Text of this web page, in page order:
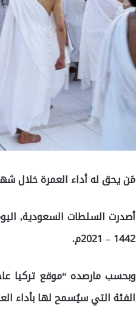
مَن يحق له أداء العمرة خلال شهر رمضان 1442 –
أصدرت السلطات السعودية,
1442 – 2021م.
وبحسب مارصده “موقع تركيا
الفئة التي سيُسمح لها بأداء العمرة